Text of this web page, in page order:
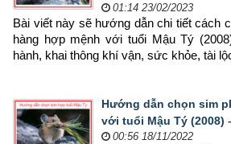
01:14 23/02/2023
Bài viết này sẽ hướng dẫn chi tiết cách
hàng hợp mệnh với tuổi Mậu Tý
hành, khai thông khí vận, sức khỏe, tài
Hướng dẫn chọn sim
với tuổi Mậu Tý (2008)
00:56 18/11/2022